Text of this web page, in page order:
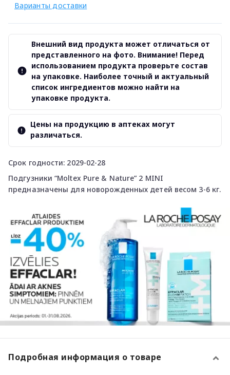
Варианты доставки
Срок годности: 2029-02-28
Подгузники “Moltex Pure & Nature” 2 MINI
предназначены для новорожденных детей весом 3-6 кг.
Внешний вид продукта может отличаться от
представленного на фото. Внимание! Перед
использованием продукта проверьте состав
на упаковке. Наиболее точный и актуальный
список ингредиентов можно найти на
упаковке продукта.
Цены на продукцию в аптеках могут
различаться.
Подробная информация о товаре